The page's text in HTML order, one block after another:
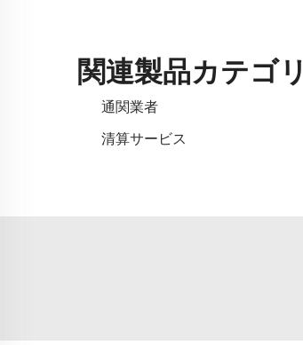
関連製品カテゴリ
通関業者
清算サービス